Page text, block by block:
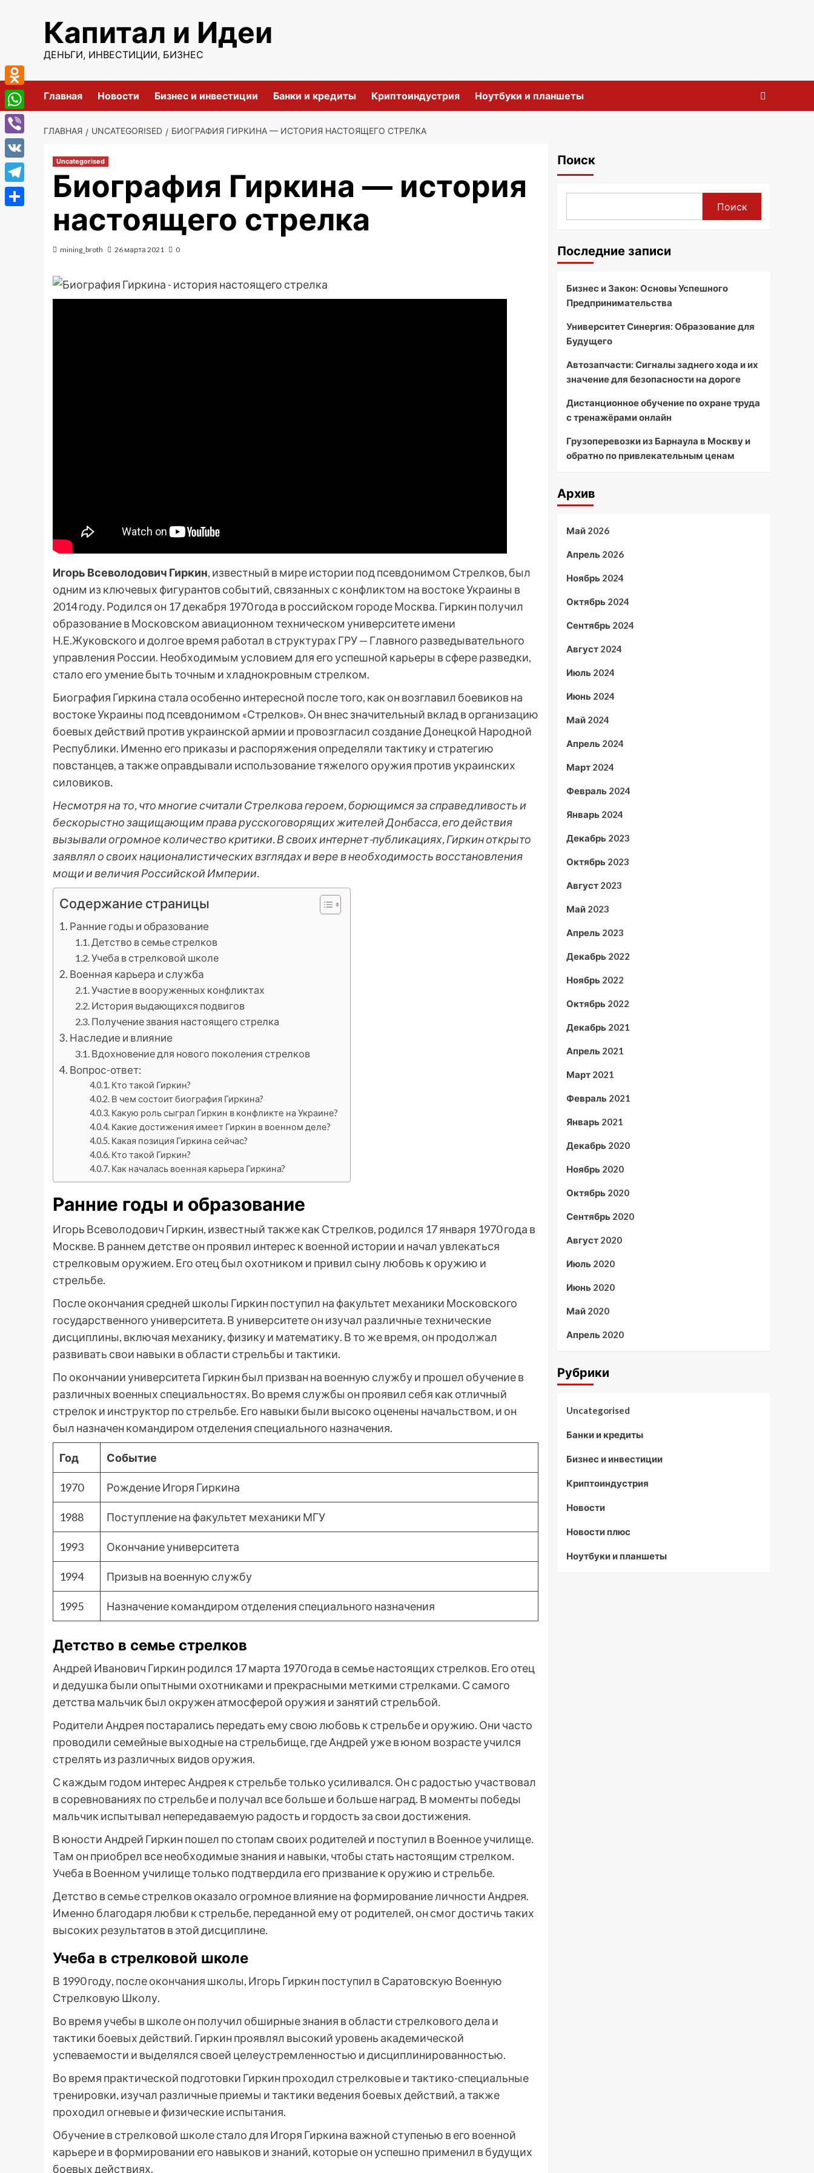
содержимомуКапитал и Идеи
ДЕНЬГИ, ИНВЕСТИЦИИ, БИЗНЕС
Главная Новости Бизнес и инвестиции Банки и кредиты Криптоиндустрия Ноутбуки и планшеты
ГЛАВНАЯ UNCATEGORISED БИОГРАФИЯ ГИРКИНА — ИСТОРИЯ НАСТОЯЩЕГО СТРЕЛКА
Uncategorised
Биография Гиркина — история
настоящего стрелка
mining_broth 26 марта 2021 0
Игорь Всеволодович Гиркин, известный в мире истории под псевдонимом Стрелков, был
одним из ключевых фигурантов событий, связанных с конфликтом на востоке Украины в
2014 году. Родился он 17 декабря 1970 года в российском городе Москва. Гиркин получил
образование в Московском авиационном техническом университете имени
Н.Е.Жуковского и долгое время работал в структурах ГРУ — Главного разведывательного
управления России. Необходимым условием для его успешной карьеры в сфере разведки,
стало его умение быть точным и хладнокровным стрелком.
Биография Гиркина стала особенно интересной после того, как он возглавил боевиков на
востоке Украины под псевдонимом «Стрелков». Он внес значительный вклад в организацию
боевых действий против украинской армии и провозгласил создание Донецкой Народной
Республики. Именно его приказы и распоряжения определяли тактику и стратегию
повстанцев, а также оправдывали использование тяжелого оружия против украинских
силовиков.
Несмотря на то, что многие считали Стрелкова героем, борющимся за справедливость и
бескорыстно защищающим права русскоговорящих жителей Донбасса, его действия
вызывали огромное количество критики. В своих интернет-публикациях, Гиркин открыто
заявлял о своих националистических взглядах и вере в необходимость восстановления
мощи и величия Российской Империи.
Содержание страницы
Ранние годы и образование
Детство в семье стрелков
Учеба в стрелковой школе
Военная карьера и служба
Участие в вооруженных конфликтах
История выдающихся подвигов
Получение звания настоящего стрелка
Наследие и влияние
Вдохновение для нового поколения стрелков
Вопрос-ответ:
Кто такой Гиркин?
В чем состоит биография Гиркина?
Какую роль сыграл Гиркин в конфликте на Украине?
Какие достижения имеет Гиркин в военном деле?
Какая позиция Гиркина сейчас?
Кто такой Гиркин?
Как началась военная карьера Гиркина?
Ранние годы и образование
Игорь Всеволодович Гиркин, известный также как Стрелков, родился 17 января 1970 года в
Москве. В раннем детстве он проявил интерес к военной истории и начал увлекаться
стрелковым оружием. Его отец был охотником и привил сыну любовь к оружию и
стрельбе.
После окончания средней школы Гиркин поступил на факультет механики Московского
государственного университета. В университете он изучал различные технические
дисциплины, включая механику, физику и математику. В то же время, он продолжал
развивать свои навыки в области стрельбы и тактики.
По окончании университета Гиркин был призван на военную службу и прошел обучение в
различных военных специальностях. Во время службы он проявил себя как отличный
стрелок и инструктор по стрельбе. Его навыки были высоко оценены начальством, и он
был назначен командиром отделения специального назначения.
Год Событие
1970 Рождение Игоря Гиркина
1988 Поступление на факультет механики МГУ
1993 Окончание университета
1994 Призыв на военную службу
1995 Назначение командиром отделения специального назначения
Детство в семье стрелков
Андрей Иванович Гиркин родился 17 марта 1970 года в семье настоящих стрелков. Его отец
и дедушка были опытными охотниками и прекрасными меткими стрелками. С самого
детства мальчик был окружен атмосферой оружия и занятий стрельбой.
Родители Андрея постарались передать ему свою любовь к стрельбе и оружию. Они часто
проводили семейные выходные на стрельбище, где Андрей уже в юном возрасте учился
стрелять из различных видов оружия.
С каждым годом интерес Андрея к стрельбе только усиливался. Он с радостью участвовал
в соревнованиях по стрельбе и получал все больше и больше наград. В моменты победы
мальчик испытывал непередаваемую радость и гордость за свои достижения.
В юности Андрей Гиркин пошел по стопам своих родителей и поступил в Военное училище.
Там он приобрел все необходимые знания и навыки, чтобы стать настоящим стрелком.
Учеба в Военном училище только подтвердила его призвание к оружию и стрельбе.
Детство в семье стрелков оказало огромное влияние на формирование личности Андрея.
Именно благодаря любви к стрельбе, переданной ему от родителей, он смог достичь таких
высоких результатов в этой дисциплине.
Учеба в стрелковой школе
В 1990 году, после окончания школы, Игорь Гиркин поступил в Саратовскую Военную
Стрелковую Школу.
Во время учебы в школе он получил обширные знания в области стрелкового дела и
тактики боевых действий. Гиркин проявлял высокий уровень академической
успеваемости и выделялся своей целеустремленностью и дисциплинированностью.
Во время практической подготовки Гиркин проходил стрелковые и тактико-специальные
тренировки, изучал различные приемы и тактики ведения боевых действий, а также
проходил огневые и физические испытания.
Обучение в стрелковой школе стало для Игоря Гиркина важной ступенью в его военной
карьере и в формировании его навыков и знаний, которые он успешно применил в будущих
боевых действиях.
Поиск
Поиск
Последние записи
Бизнес и Закон: Основы Успешного
Предпринимательства
Университет Синергия: Образование для
Будущего
Автозапчасти: Сигналы заднего хода и их
значение для безопасности на дороге
Дистанционное обучение по охране труда
с тренажёрами онлайн
Грузоперевозки из Барнаула в Москву и
обратно по привлекательным ценам
Архив
Май 2026
Апрель 2026
Ноябрь 2024
Октябрь 2024
Сентябрь 2024
Август 2024
Июль 2024
Июнь 2024
Май 2024
Апрель 2024
Март 2024
Февраль 2024
Январь 2024
Декабрь 2023
Октябрь 2023
Август 2023
Май 2023
Апрель 2023
Декабрь 2022
Ноябрь 2022
Октябрь 2022
Декабрь 2021
Апрель 2021
Март 2021
Февраль 2021
Январь 2021
Декабрь 2020
Ноябрь 2020
Октябрь 2020
Сентябрь 2020
Август 2020
Июль 2020
Июнь 2020
Май 2020
Апрель 2020
Рубрики
Uncategorised
Банки и кредиты
Бизнес и инвестиции
Криптоиндустрия
Новости
Новости плюс
Ноутбуки и планшеты
Odnoklassniki
WhatsApp
Viber
VK
Telegram
Отправить